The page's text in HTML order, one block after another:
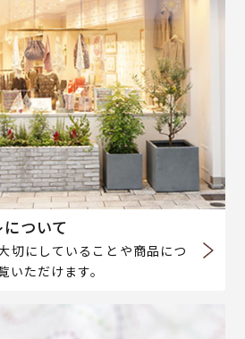
ついて
切にしていることや商品につ
いただけます。